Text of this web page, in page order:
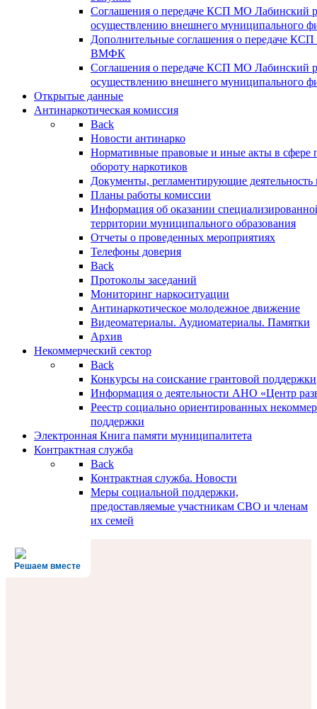
Соглашения о передаче КСП МО Лабинский
осуществлению внешнего муниципального
Дополнительные соглашения о передаче
ВМФК
Соглашения о передаче КСП МО Лабинский
осуществлению внешнего муниципального
Открытые данные
Антинаркотическая комиссия
Back
Новости антинарко
Нормативные правовые и иные акты в сфере
обороту наркотиков
Документы, регламентирующие деятельность
Планы работы комиссии
Информация об оказании
территории муниципального образования
Отчеты о проведенных мероприятиях
Телефоны доверия
Back
Протоколы заседаний
Мониторинг наркоситуации
Антинаркотическое молодежное движение
Видеоматериалы. Аудиоматериалы. Памятки
Архив
Некоммерческий сектор
Back
Конкурсы на соискание грантовой поддержки
Информация о деятельности АНО «Центр
Реестр социально ориентированных
поддержки
Электронная Книга памяти муниципалитета
Контрактная служба
Back
Контрактная служба. Новости
Меры социальной поддержки,
предоставляемые участникам СВО и членам
их семей
Решаем вместе